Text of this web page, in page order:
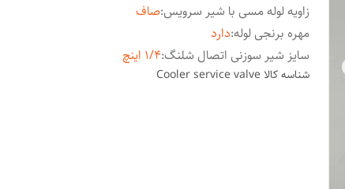
زاویه لوله مسی با شیر سرویس:صاف
مهره برنجی لوله:دارد
سایز شیر سوزنی اتصال شلنگ:1/4 اینچ
شناسه کالا Cooler service valve